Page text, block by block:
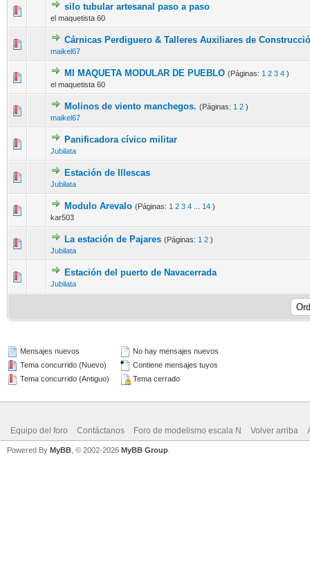
silo tubular artesanal paso a paso
el maquetista 60
Cárnicas Perdiguero & Talleres Auxiliares de
maikel67
MI MAQUETA MODULAR DE PUEBLO (Páginas: 1 2 3 4 )
el maquetista 60
Molinos de viento manchegos. (Páginas: 1 2 )
maikel67
Panificadora cívico militar
Jubilata
Estación de Illescas
Jubilata
Modulo Arevalo (Páginas: 1 2 3 4 14 )
kar503
La estación de Pajares (Páginas: 1 2 )
Jubilata
Estación del puerto de Navacerrada
Jubilata
Mensajes nuevos
Tema concurrido (Nuevo)
Tema concurrido (Antiguo)
No hay mensajes nuevos
Contiene mensajes tuyos
Tema cerrado
Equipo del foro Contáctanos Foro de modelismo escala N Volver arriba
Powered By MyBB , © 2002-2026 MyBB Group